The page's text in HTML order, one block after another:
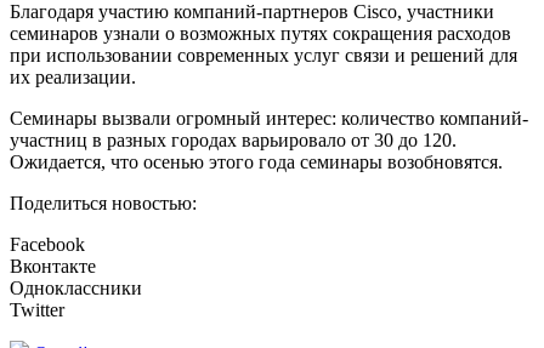
Благодаря участию компаний-партнеров Cisco, участники
семинаров узнали о возможных путях сокращения расходов
при использовании современных услуг связи и решений для
их реализации.
Cеминары вызвали огромный интерес: количество компаний-
участниц в разных городах варьировало от 30 до 120.
Ожидается, что осенью этого года семинары возобновятся.
Поделиться новостью:
Facebook
Вконтакте
Одноклассники
Twitter